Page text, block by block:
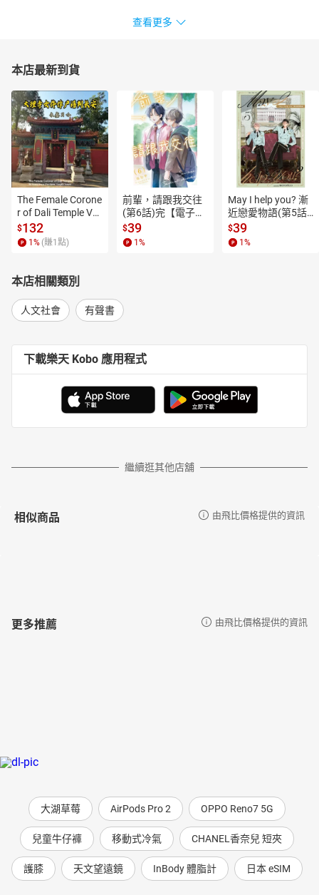
查看更多
本店最新到貨
The Female Corone
r of Dali Temple Vo
l.6【有聲書】
$132
1 % (賺1 點)
前輩，請跟我交往
(第6話)完【電子
書】
$39
1 %
May I help you? 漸
近戀愛物語(第5話)
【電子書】
$39
1 %
本店相關類別
人文社會 有聲書
下載樂天 Kobo 應用程式
繼續逛其他店舖
相似商品 由飛比價格提供的資訊
更多推薦 由飛比價格提供的資訊
大湖草莓 AirPods Pro 2 OPPO Reno7 5G
兒童牛仔褲 移動式冷氣 CHANEL香奈兒 短夾
護膝 天文望遠鏡 InBody 體脂計 日本 eSIM